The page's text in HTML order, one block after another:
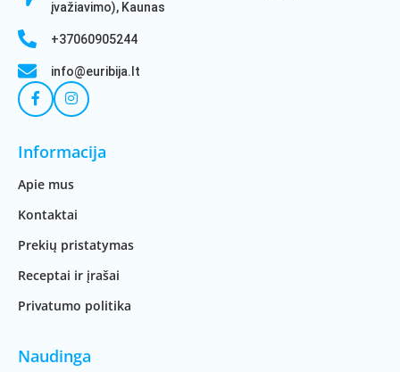
įvažiavimo), Kaunas
+37060905244
info@euribija.lt
Informacija
Apie mus
Kontaktai
Prekių pristatymas
Receptai ir įrašai
Privatumo politika
Naudinga